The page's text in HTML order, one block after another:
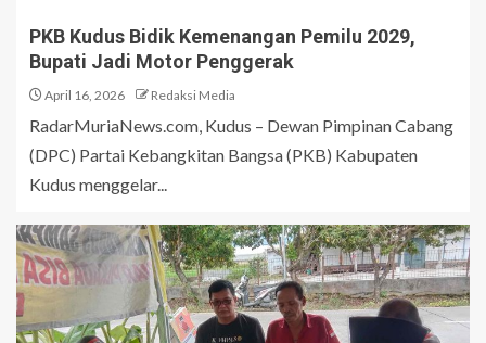
PKB Kudus Bidik Kemenangan Pemilu 2029,
Bupati Jadi Motor Penggerak
April 16, 2026 Redaksi Media
RadarMuriaNews.com, Kudus – Dewan Pimpinan Cabang
(DPC) Partai Kebangkitan Bangsa (PKB) Kabupaten
Kudus menggelar...